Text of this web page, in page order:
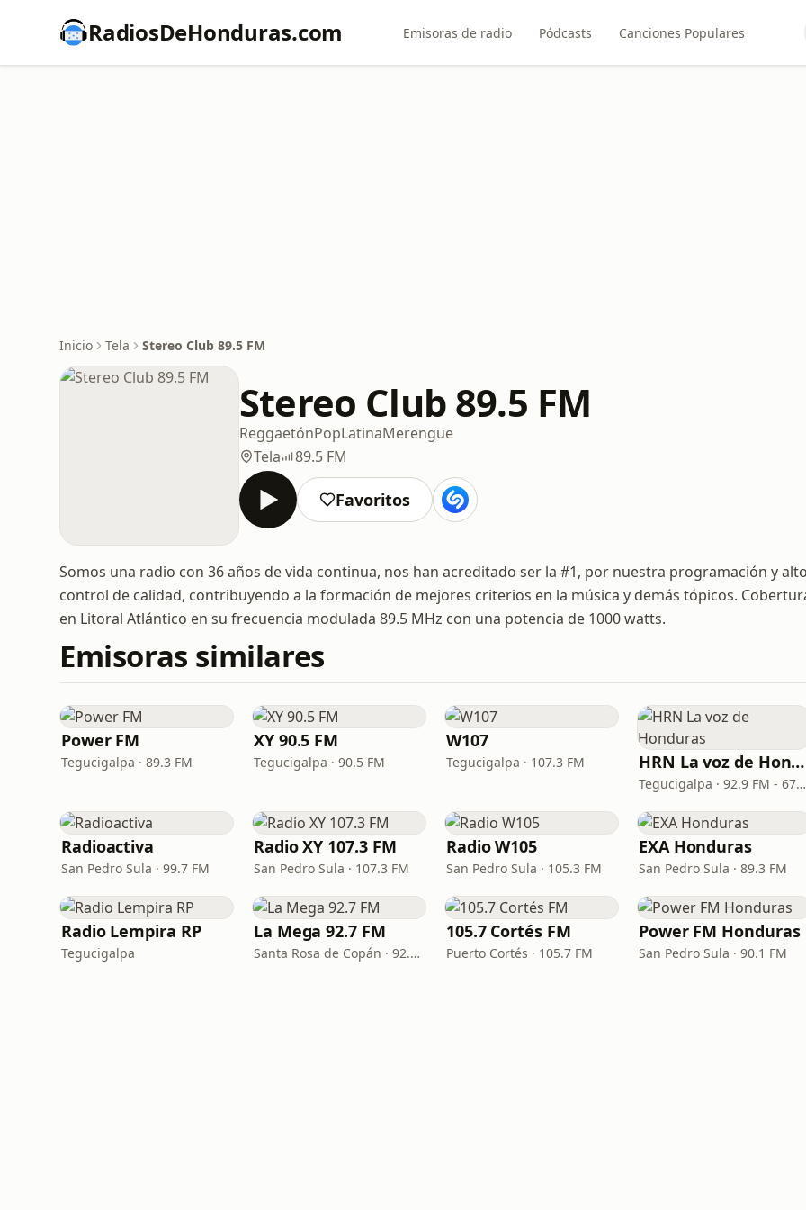
RadiosDeHonduras.com Emisoras de radio Pódcasts Canciones Populares
Inicio Tela Stereo Club 89.5 FM
Stereo Club 89.5 FM
ReggaetónPopLatinaMerengue
Tela
89.5 FM
Favoritos
Somos una radio con 36 años de vida continua, nos han acreditado ser la #1, por nuestra programación y
control de calidad, contribuyendo a la formación de mejores criterios en la música y demás tópicos.
en Litoral Atlántico en su frecuencia modulada 89.5 MHz con una potencia de 1000 watts.
Emisoras similares
Power FM
Tegucigalpa · 89.3 FM
XY 90.5 FM
Tegucigalpa · 90.5 FM
W107
Tegucigalpa · 107.3 FM HRN La voz de Honduras
Tegucigalpa · 92.9 FM - 670 AM
Radioactiva
San Pedro Sula · 99.7 FM
Radio XY 107.3 FM
San Pedro Sula · 107.3 FM
Radio W105
San Pedro Sula · 105.3 FM
EXA Honduras
San Pedro Sula · 89.3 FM
Radio Lempira RP
Tegucigalpa
La Mega 92.7 FM
Santa Rosa de Copán · 92.7 FM
105.7 Cortés FM
Puerto Cortés · 105.7 FM
Power FM Honduras
San Pedro Sula · 90.1 FM